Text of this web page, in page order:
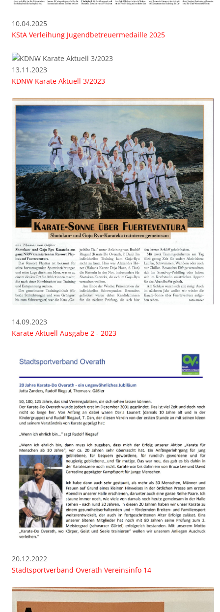
10.04.2025
KStA Verleihung Jugendbetreuermedaille 2025
13.11.2023
KDNW Karate Aktuell 3/2023
14.09.2023
Karate Aktuell Ausgabe 2 - 2023
20.12.2022
Stadtsportverband Overath Vereinsinfo 14